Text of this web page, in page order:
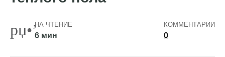
НА ЧТЕНИЕ
6 мин
КОММЕНТАРИИ
0